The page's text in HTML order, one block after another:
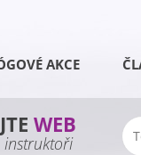
AKCE
WEB
instruktoři